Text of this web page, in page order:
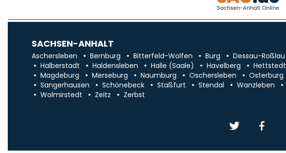
SACHSEN-ANHALT
Aschersleben Bernburg Bitterfeld-Wolfen Burg Dessau-Roßlau
Halberstadt
Haldensleben Halle (Saale) Havelberg Hettstedt
Magdeburg
Merseburg Naumburg Oschersleben Osterburg
Sangerhausen
Schönebeck Staßfurt Stendal Wanzleben
Wolmirstedt
Zeitz Zerbst